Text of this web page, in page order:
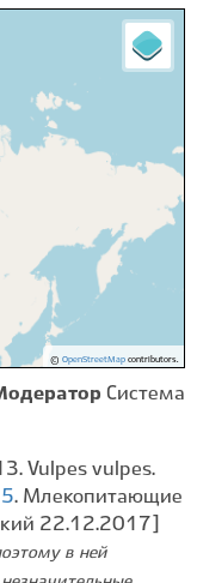
© OpenStreetMapcontributors.
Система
Vulpes vulpes.
. Млекопитающие
22.12.2017]
в ней